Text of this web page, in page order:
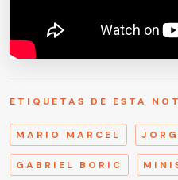
ETIQUETAS DE ESTA
MARIO MARCEL
GABRIEL BORIC